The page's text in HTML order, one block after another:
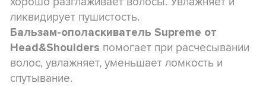
ликвидирует пушистость.
Бальзам-ополаскиватель Supreme от
Head&Shoulders помогает при расчесывании
волос, увлажняет, уменьшает ломкость и
спутывание.